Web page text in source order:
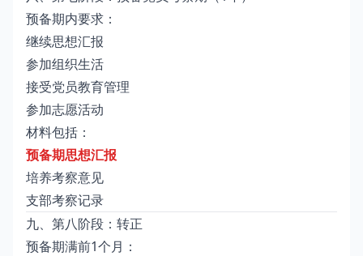
预备期内要求：
继续思想汇报
参加组织生活
接受党员教育管理
参加志愿活动
材料包括：
预备期思想汇报
培养考察意见
支部考察记录
九、第八阶段：转正
预备期满前1个月：